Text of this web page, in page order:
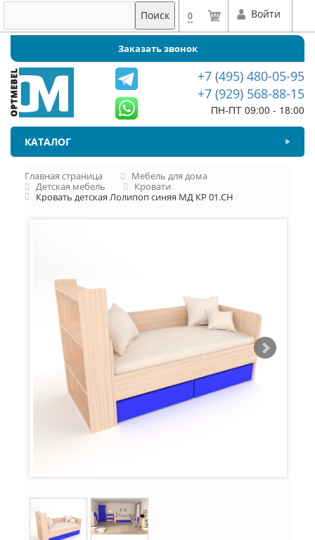
Поиск 0 Войти
Заказать звонок
+7 (495) 480-05-95
+7 (929) 568-88-15
ПН-ПТ 09:00 - 18:00
КАТАЛОГ
Главная страница
Мебель для дома
Детская мебель
Кровати
Кровать детская Лолипоп синяя МД КР 01.СН